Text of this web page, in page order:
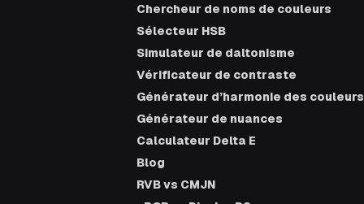
Chercheur de noms de couleurs
Sélecteur HSB
Simulateur de daltonisme
Vérificateur de contraste
Générateur d’harmonie des couleurs
Générateur de nuances
Calculateur Delta E
Blog
RVB vs CMJN